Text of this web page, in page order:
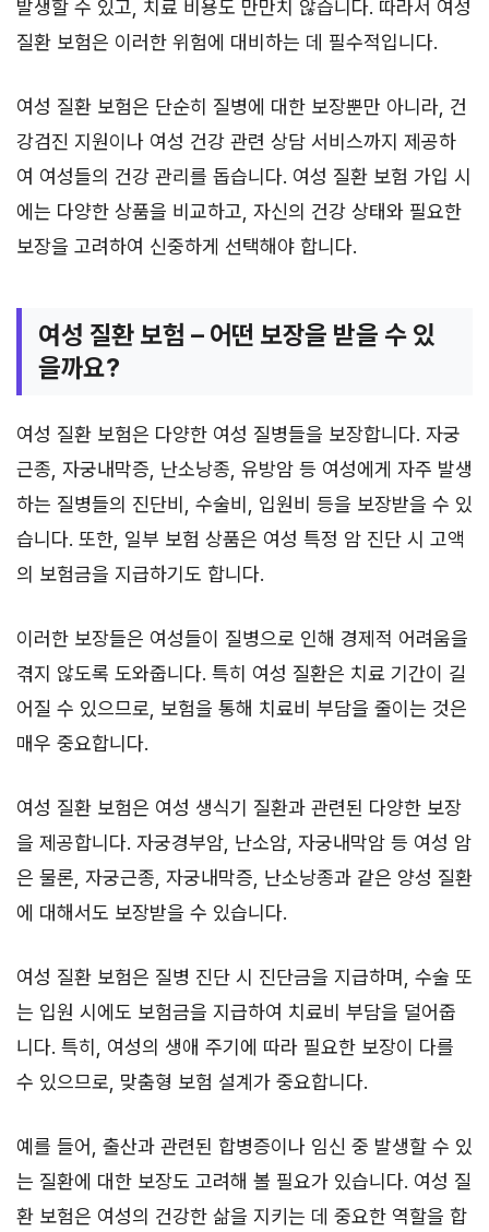
발생할 수 있고, 치료 비용도 만만치 않습니다. 따라서 여성
질환 보험은 이러한 위험에 대비하는 데 필수적입니다.
여성 질환 보험은 단순히 질병에 대한 보장뿐만 아니라, 건
강검진 지원이나 여성 건강 관련 상담 서비스까지 제공하
여 여성들의 건강 관리를 돕습니다. 여성 질환 보험 가입 시
에는 다양한 상품을 비교하고, 자신의 건강 상태와 필요한
보장을 고려하여 신중하게 선택해야 합니다.
여성 질환 보험 – 어떤 보장을 받을 수 있
을까요?
여성 질환 보험은 다양한 여성 질병들을 보장합니다. 자궁
근종, 자궁내막증, 난소낭종, 유방암 등 여성에게 자주 발생
하는 질병들의 진단비, 수술비, 입원비 등을 보장받을 수 있
습니다. 또한, 일부 보험 상품은 여성 특정 암 진단 시 고액
의 보험금을 지급하기도 합니다.
이러한 보장들은 여성들이 질병으로 인해 경제적 어려움을
겪지 않도록 도와줍니다. 특히 여성 질환은 치료 기간이 길
어질 수 있으므로, 보험을 통해 치료비 부담을 줄이는 것은
매우 중요합니다.
여성 질환 보험은 여성 생식기 질환과 관련된 다양한 보장
을 제공합니다. 자궁경부암, 난소암, 자궁내막암 등 여성 암
은 물론, 자궁근종, 자궁내막증, 난소낭종과 같은 양성 질환
에 대해서도 보장받을 수 있습니다.
여성 질환 보험은 질병 진단 시 진단금을 지급하며, 수술 또
는 입원 시에도 보험금을 지급하여 치료비 부담을 덜어줍
니다. 특히, 여성의 생애 주기에 따라 필요한 보장이 다를
수 있으므로, 맞춤형 보험 설계가 중요합니다.
예를 들어, 출산과 관련된 합병증이나 임신 중 발생할 수 있
는 질환에 대한 보장도 고려해 볼 필요가 있습니다. 여성 질
환 보험은 여성의 건강한 삶을 지키는 데 중요한 역할을 합